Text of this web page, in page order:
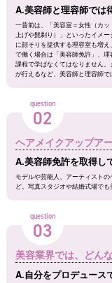
A.美容師と理容師では
一昔前は、「美容室＝女性（カ
上げや髭剃り）」といったイメ
に顔そりを提供する理容室も増
で働く場合は「美容師免許」、
課程で学ばなくてはなりません
が行えるなど、美容師と理容師で
question
02
ヘアメイクアップア
A.美容師免許を取得し
モデルや芸能人、アーティスト
ど。写真スタジオや結婚式場で
question
03
美容業界では、どん
A.自分をプロデュース